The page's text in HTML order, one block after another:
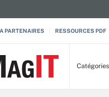
PARTENAIRES RESSOURCES PDF
Catégories